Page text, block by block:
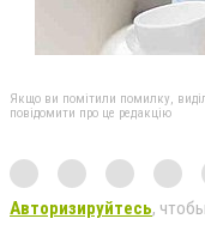
Якщо ви помітили помилку,
повідомити про це редакцію
Авторизируйтесь,